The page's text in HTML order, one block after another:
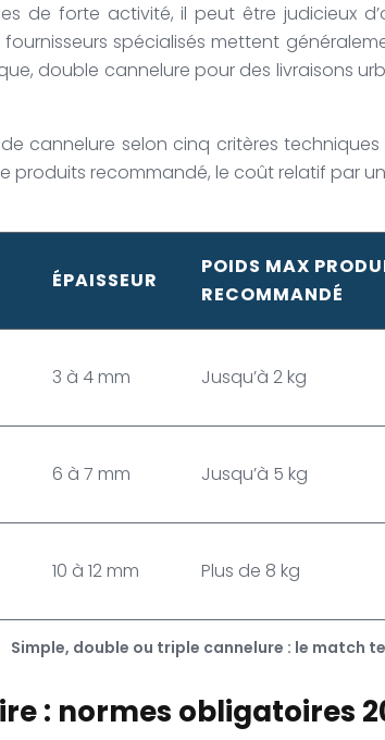
de forte activité, il peut être judicieux
spécialisés mettent
double cannelure pour des livraisons
cannelure selon cinq critères
produits recommandé, le coût relatif par
Simple, double ou triple cannelure : le match
ÉPAISSEUR
POIDS MAX
RECOMMANDÉ
3 à 4 mm Jusqu’à 2 kg
6 à 7 mm Jusqu’à 5 kg
10 à 12 mm Plus de 8 kg
: normes obligatoires